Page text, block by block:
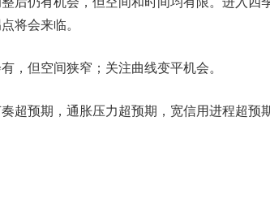
将会来临。
但空间狭窄；关注曲线变平机会。
预期，通胀压力超预期，宽信用进程超预